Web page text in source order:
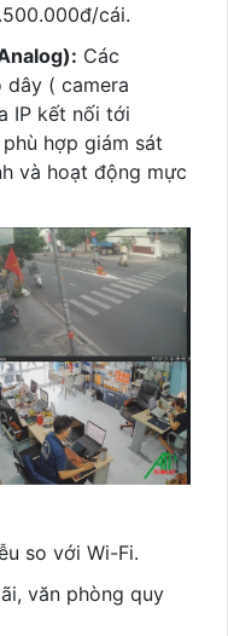
cái.
Các
dây ( camera
IP kết nối tới
hợp giám sát
và hoạt động mực
so với Wi-Fi.
văn phòng quy